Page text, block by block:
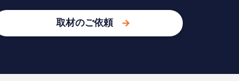
取材のご依頼